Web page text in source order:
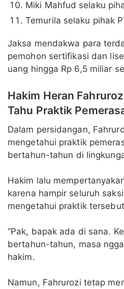
Miki Mahfud selaku
Temurila selaku pihak
Jaksa mendakwa para
pemohon sertifikasi dan
uang hingga Rp 6,5 miliar
Hakim Heran
Tahu Praktik
Dalam persidangan,
mengetahui praktik
bertahun-tahun di
Hakim lalu
karena hampir seluruh
mengetahui praktik
“Pak, bapak ada di sana.
bertahun-tahun, masa
hakim.
Namun, Fahrurozi tetap